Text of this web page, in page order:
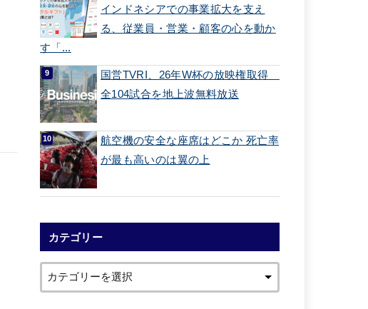
インドネシアでの事業拡大を支え
る、従業員・営業・顧客の心を動か
す「...
国営TVRI、26年W杯の放映権取得
全104試合を地上波無料放送
航空機の安全な座席はどこか 死亡率
が最も高いのは翼の上
カテゴリー